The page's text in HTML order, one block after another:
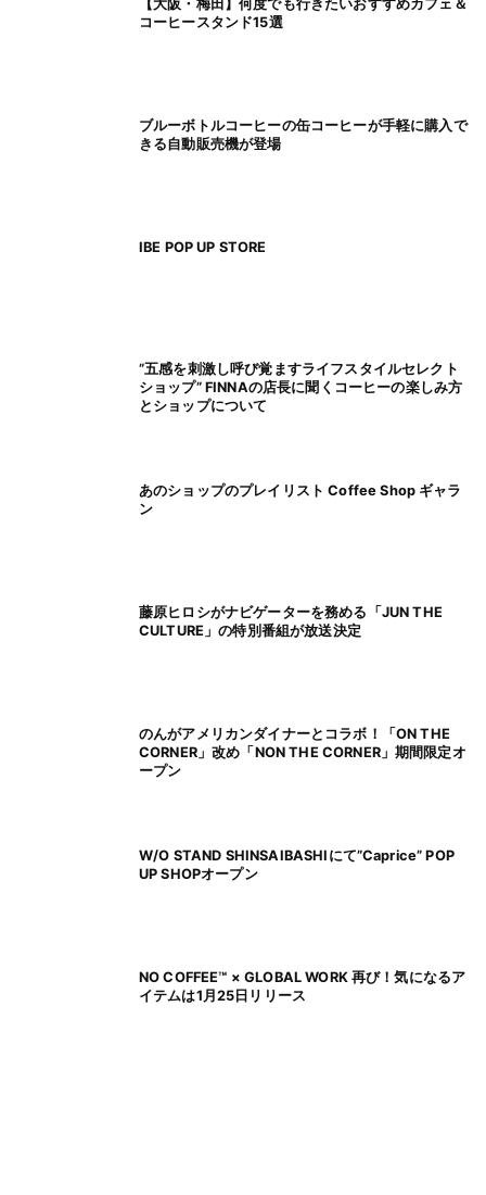
【大阪・梅田】何度でも行きたいおすすめカフェ＆
コーヒースタンド15選
ブルーボトルコーヒーの缶コーヒーが手軽に購入で
きる自動販売機が登場
IBE POP UP STORE
”五感を刺激し呼び覚ますライフスタイルセレクト
ショップ” FINNAの店長に聞くコーヒーの楽しみ方
とショップについて
あのショップのプレイリスト Coffee Shop ギャラ
ン
藤原ヒロシがナビゲーターを務める「JUN THE
CULTURE」の特別番組が放送決定
のんがアメリカンダイナーとコラボ！「ON THE
CORNER」改め「NON THE CORNER」期間限定オ
ープン
W/O STAND SHINSAIBASHIにて”Caprice” POP
UP SHOPオープン
NO COFFEE™ × GLOBAL WORK 再び！気になるア
イテムは1月25日リリース